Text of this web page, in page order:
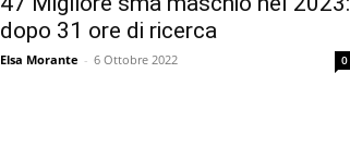
dopo 31 ore di ricerca
Elsa Morante - 6 Ottobre 2022 0